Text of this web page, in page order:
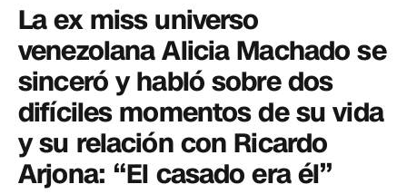
La ex miss universo
venezolana Alicia Machado se
sinceró y habló sobre dos
difíciles momentos de su vida
y su relación con Ricardo
Arjona: “El casado era él”